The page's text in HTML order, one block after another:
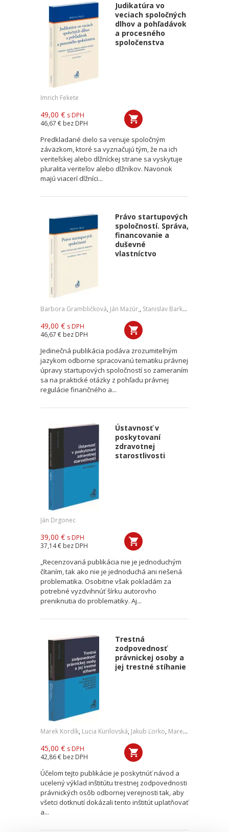
Judikatúra vo
veciach spoločných
dlhov a pohľadávok
a procesného
spoločenstva
Imrich Fekete
49,00 € s DPH
46,67 € bez DPH
Predkladané dielo sa venuje spoločným
záväzkom, ktoré sa vyznačujú tým, že na ich
veriteľskej alebo dlžníckej strane sa vyskytuje
pluralita veriteľov alebo dlžníkov. Navonok
majú viacerí dlžníci...
Právo startupových
spoločností. Správa,
financovanie a
duševné
vlastníctvo
Barbora Grambličková, Ján Mazúr,, Stanislav Barkoci
49,00 € s DPH
46,67 € bez DPH
Jedinečná publikácia podáva zrozumiteľným
jazykom odborne spracovanú tematiku právnej
úpravy startupových spoločností so zameraním
sa na praktické otázky z pohľadu právnej
regulácie finančného a...
Ústavnosť v
poskytovaní
zdravotnej
starostlivosti
Ján Drgonec
39,00 € s DPH
37,14 € bez DPH
„Recenzovaná publikácia nie je jednoduchým
čítaním, tak ako nie je jednoduchá ani riešená
problematika. Osobitne však pokladám za
potrebné vyzdvihnúť šírku autorovho
preniknutia do problematiky. Aj...
Trestná
zodpovednosť
právnickej osoby a
jej trestné stíhanie
Marek Kordík, Lucia Kurilovská, Jakub Ľorko, Marek Mezei
45,00 € s DPH
42,86 € bez DPH
Účelom tejto publikácie je poskytnúť návod a
ucelený výklad inštitútu trestnej zodpovednosti
právnických osôb odbornej verejnosti tak, aby
všetci dotknutí dokázali tento inštitút uplatňovať
a...